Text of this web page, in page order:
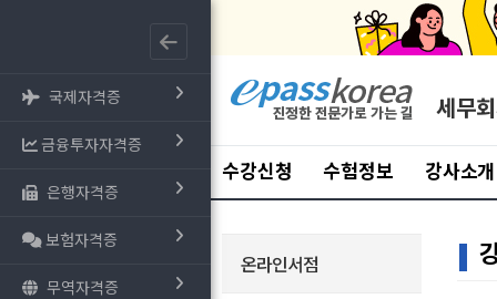
국제자격증
금융투자자격증
은행자격증
보험자격증
무역자격증
세무
수강신청 수험정보 강사소개
온라인서점